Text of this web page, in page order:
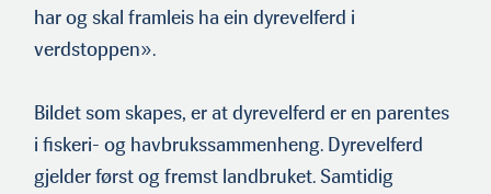
har og skal framleis ha ein dyrevelferd i
verdstoppen».
Bildet som skapes, er at dyrevelferd er en parentes
i fiskeri- og havbrukssammenheng. Dyrevelferd
gjelder først og fremst landbru­ket. Samtidig